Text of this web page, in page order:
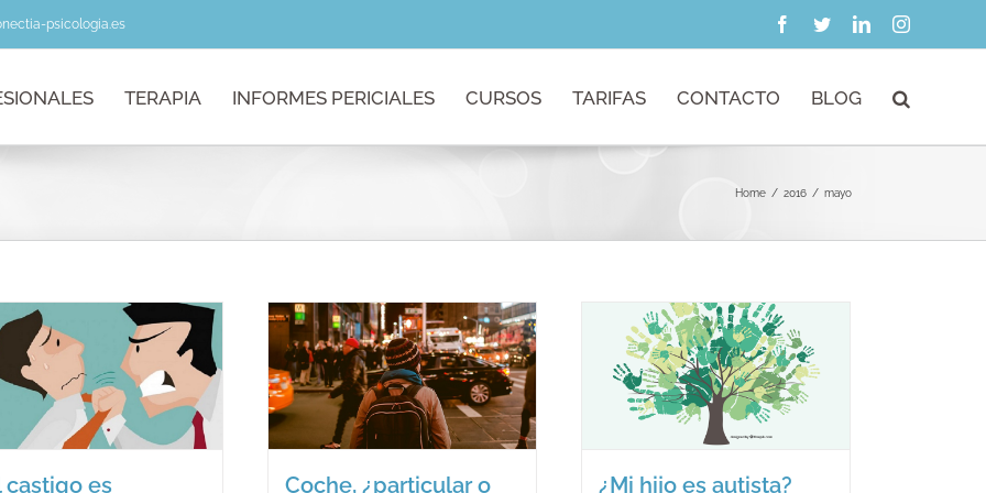
psicologia.es Facebook
TwitterLinkedInInstagram
TERAPIA INFORMES PERICIALES CURSOS TARIFAS CONTACTO BLOG
Home / 2016 / mayo
castigo es
Coche, ¿particular
o alquilado?
Blog
Coche, ¿particular o
¿Mi hijo es autista?
¿Qué es el
autismo?
Blog
¿Mi hijo es autista?